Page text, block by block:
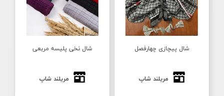
شال پیچازی چهارفصل
مریلند شاپ
شال نخی پلیسه مربعی
مریلند شاپ